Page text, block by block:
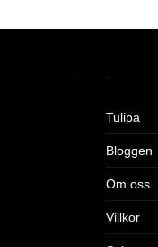
Tulipa
Bloggen
Om oss
Villkor